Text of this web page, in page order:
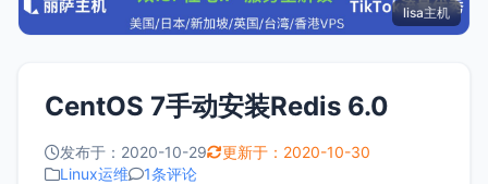
lisa主机
CentOS 7手动安装Redis 6.0
发布于：2020-10-29
更新于：2020-10-30
Linux运维
1条评论